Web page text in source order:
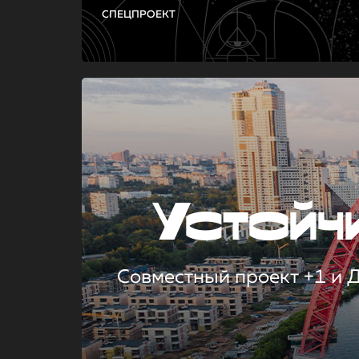
СПЕЦПРОЕКТ
Совместный проект +1 и